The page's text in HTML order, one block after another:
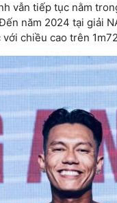
vẫn tiếp tục nằm
năm 2024 tại giải
chiều cao trên